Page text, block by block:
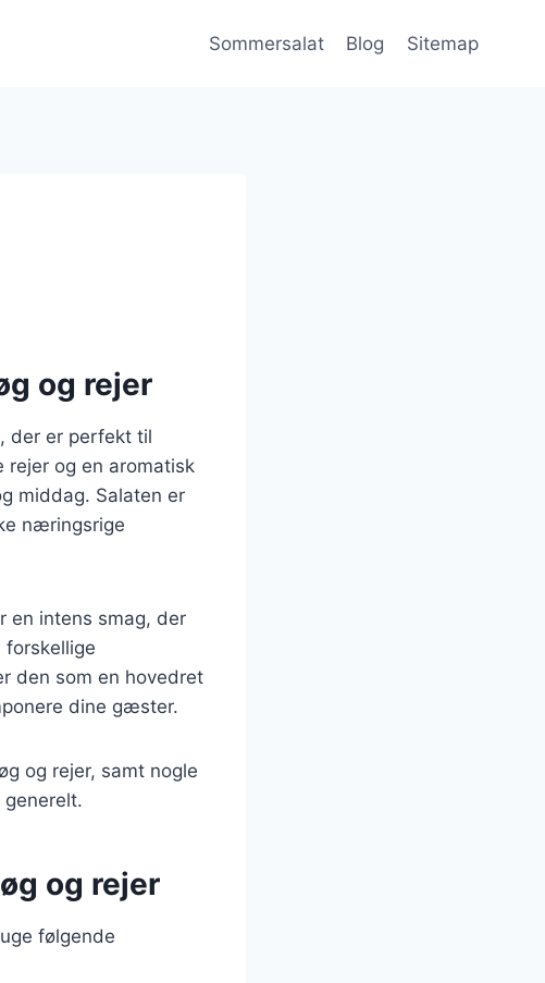
Sommersalat Blog Sitemap
og rejer
der er perfekt til
rejer og en aromatisk
middag. Salaten er
næringsrige
en intens smag, der
forskellige
den som en hovedret
dine gæster.
og rejer, samt nogle
og rejer
følgende